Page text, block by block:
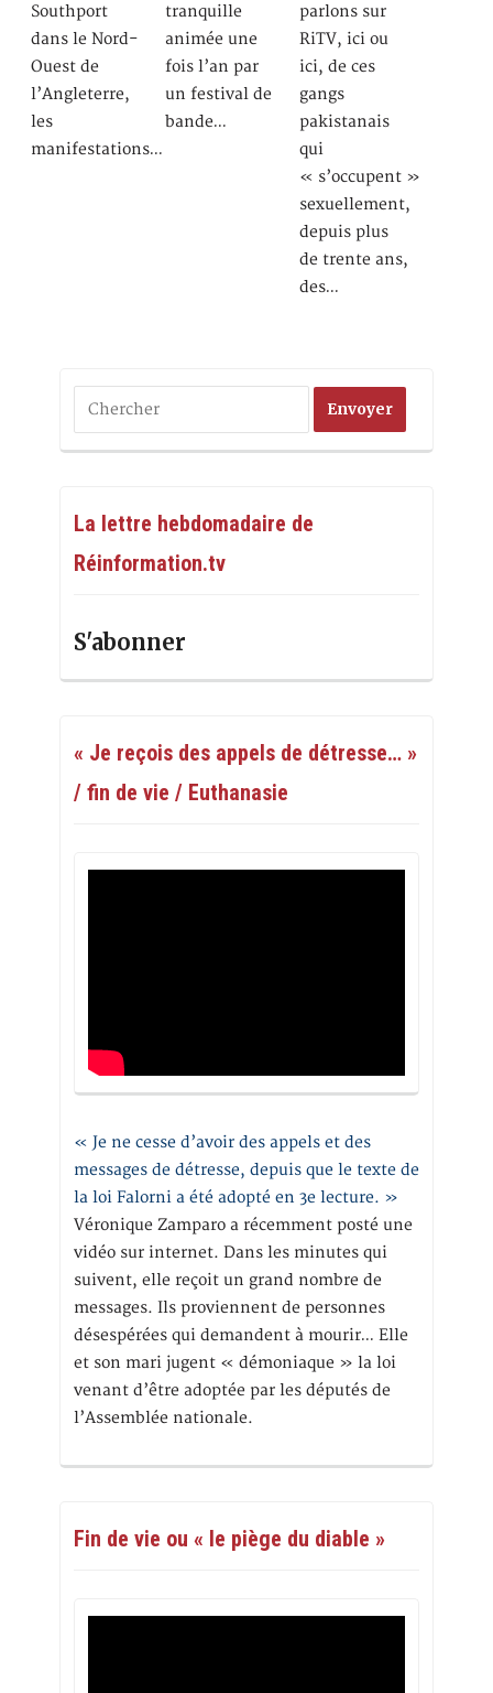
Southport
dans le Nord-
Ouest de
l’Angleterre,
les
manifestations…
tranquille
animée une
fois l’an par
un festival de
bande…
parlons sur
RiTV, ici ou
ici, de ces
gangs
pakistanais
qui
« s’occupent »
sexuellement,
depuis plus
de trente ans,
des…
La lettre hebdomadaire de
Réinformation.tv
S'abonner
« Je reçois des appels de détresse… »
/ fin de vie / Euthanasie
« Je ne cesse d’avoir des appels et des
messages de détresse, depuis que le texte de
la loi Falorni a été adopté en 3e lecture. »
Véronique Zamparo a récemment posté une
vidéo sur internet. Dans les minutes qui
suivent, elle reçoit un grand nombre de
messages. Ils proviennent de personnes
désespérées qui demandent à mourir… Elle
et son mari jugent « démoniaque » la loi
venant d’être adoptée par les députés de
l’Assemblée nationale.
Fin de vie ou « le piège du diable »